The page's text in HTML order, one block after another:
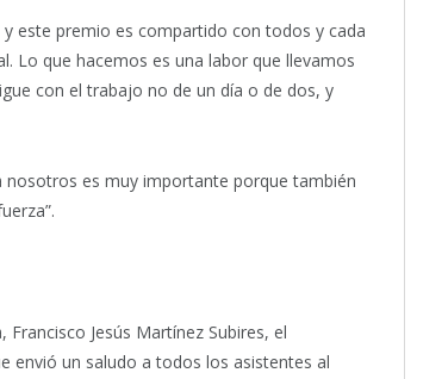
este premio es compartido con todos y cada
Lo que hacemos es una labor que llevamos
con el trabajo no de un día o de dos, y
nosotros es muy importante porque también
Jesús Martínez Subires, el
envió un saludo a todos los asistentes al